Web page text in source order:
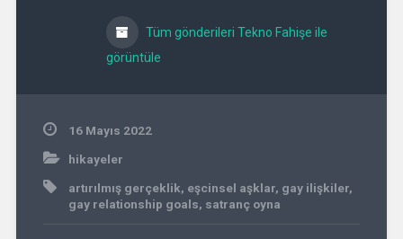
Tüm gönderileri Tekno Fahişe ile
görüntüle
16 Mayıs 2022
hikayeler
artırılmış gerçeklik, eşcinsel aşklar, gay ilişkiler,
gay relationship goals, satranç oyna